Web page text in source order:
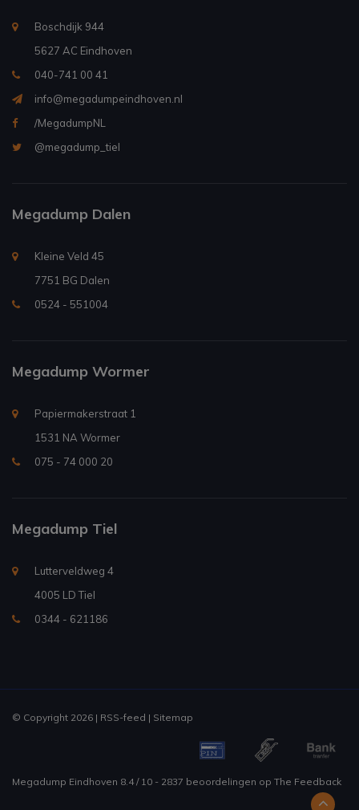
Boschdijk 944
5627 AC Eindhoven
040-741 00 41
info@megadumpeindhoven.nl
/MegadumpNL
@megadump_tiel
Megadump Dalen
Kleine Veld 45
7751 BG Dalen
0524 - 551004
Megadump Wormer
Papiermakerstraat 1
1531 NA Wormer
075 - 74 000 20
Megadump Tiel
Lutterveldweg 4
4005 LD Tiel
0344 - 621186
© Copyright 2026 | RSS-feed | Sitemap
Megadump Eindhoven 8.4/ 10 - 2837 beoordelingen op The Feedback